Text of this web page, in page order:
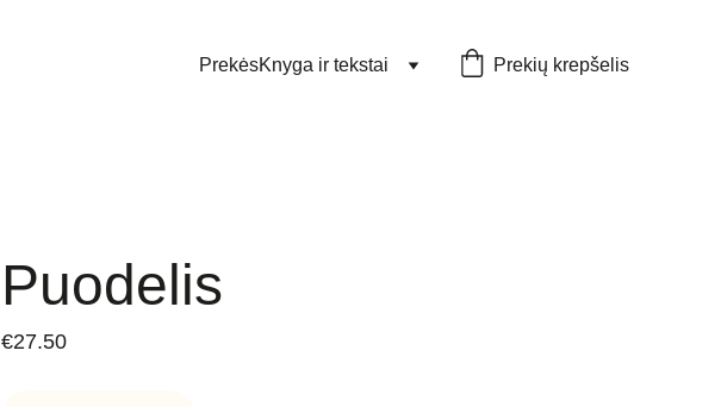
PrekėsKnyga ir tekstai Prekių krepšelis
Puodelis
€27.50